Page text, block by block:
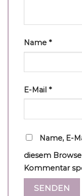
Name *
E-Mail *
Name, E-
diesem
Kommentar